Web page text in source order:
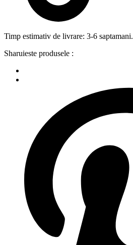
Timp estimativ de livrare: 3-6 saptamani.
Sharuieste produsele :